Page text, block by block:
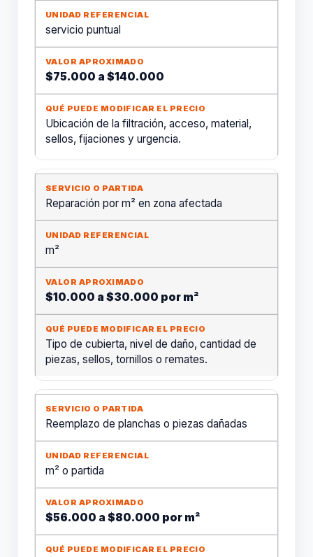
servicio puntual
$75.000 a $140.000
Ubicación de la filtración, acceso, material,
sellos, fijaciones y urgencia.
Reparación por m² en zona afectada
m²
$10.000 a $30.000 por m²
Tipo de cubierta, nivel de daño, cantidad de
piezas, sellos, tornillos o remates.
Reemplazo de planchas o piezas dañadas
m² o partida
$56.000 a $80.000 por m²